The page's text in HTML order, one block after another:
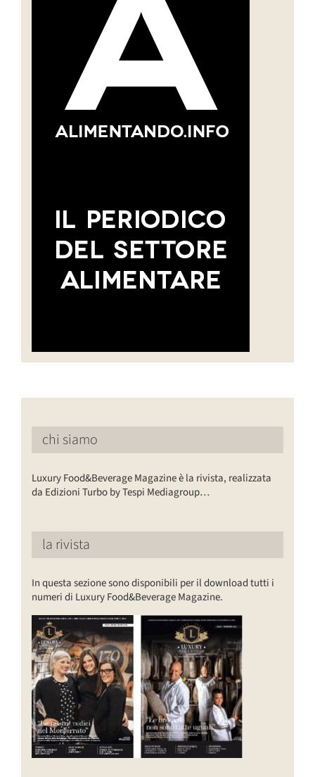
chi siamo
Luxury Food&Beverage Magazine è la rivista, realizzata
da Edizioni Turbo by Tespi Mediagroup…
la rivista
In questa sezione sono disponibili per il download tutti i
numeri di Luxury Food&Beverage Magazine.